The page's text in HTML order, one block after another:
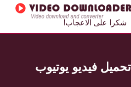
شكرا على الاعجاب!
تحميل فيديو يوتيوب